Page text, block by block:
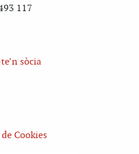
117
sòcia
Cookies